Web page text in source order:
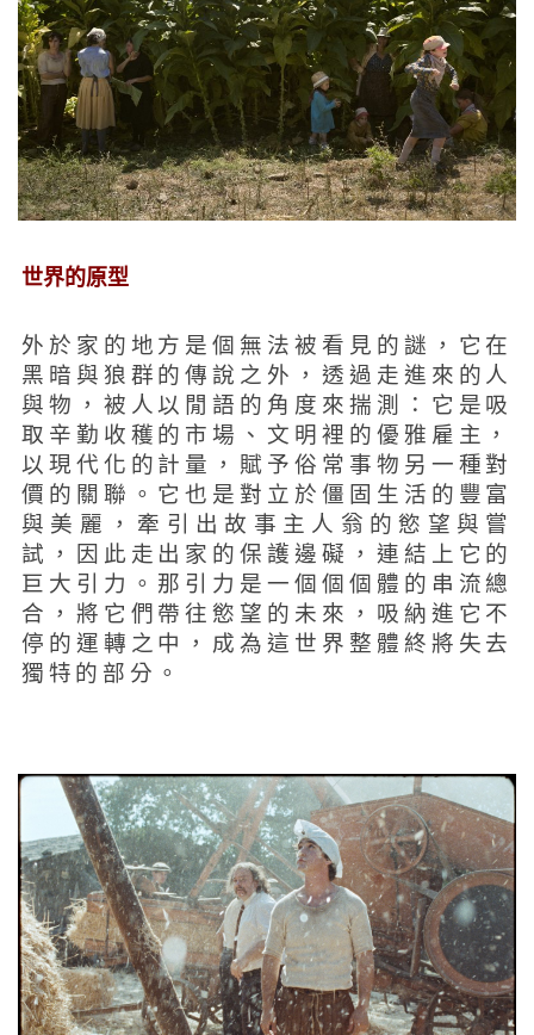
世界的原型
外於家的地方是個無法被看見的謎，它在
黑暗與狼群的傳說之外，透過走進來的人
與物，被人以閒語的角度來揣測：它是吸
取辛勤收穫的市場、文明裡的優雅雇主，
以現代化的計量，賦予俗常事物另一種對
價的關聯。它也是對立於僵固生活的豐富
與美麗，牽引出故事主人翁的慾望與嘗
試，因此走出家的保護邊礙，連結上它的
巨大引力。那引力是一個個個體的串流總
合，將它們帶往慾望的未來，吸納進它不
停的運轉之中，成為這世界整體終將失去
獨特的部分。